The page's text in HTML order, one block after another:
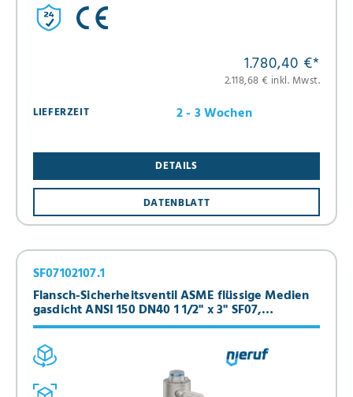
1.780,40 €*
2.118,68 € inkl. Mwst.
LIEFERZEIT
2 - 3 Wochen
DETAILS
DATENBLATT
Flansch-Sicherheitsventil ASME flüssige Medien
gasdicht ANSI 150 DN40 1 1/2" x 3" SF07,
Stahlguss, EPDM, mit Anlüfthebel
SF07102107.1